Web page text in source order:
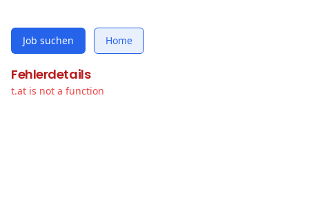
Job suchen Home
Fehlerdetails
t.at is not a function